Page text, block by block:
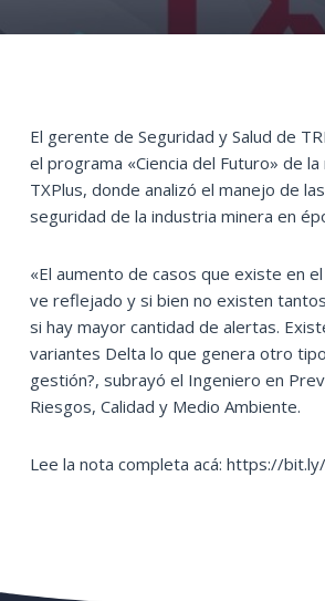
El gerente de Seguridad y Salud de
el programa «Ciencia del Futuro» de
TXPlus, donde analizó el manejo de
seguridad de la industria minera en
«El aumento de casos que existe en
ve reflejado y si bien no existen
si hay mayor cantidad de alertas.
variantes Delta lo que genera otro
gestión?, subrayó el Ingeniero en
Riesgos, Calidad y Medio Ambiente.
Lee la nota completa acá: https://